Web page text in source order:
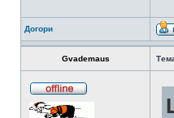
Догори
Gvademaus